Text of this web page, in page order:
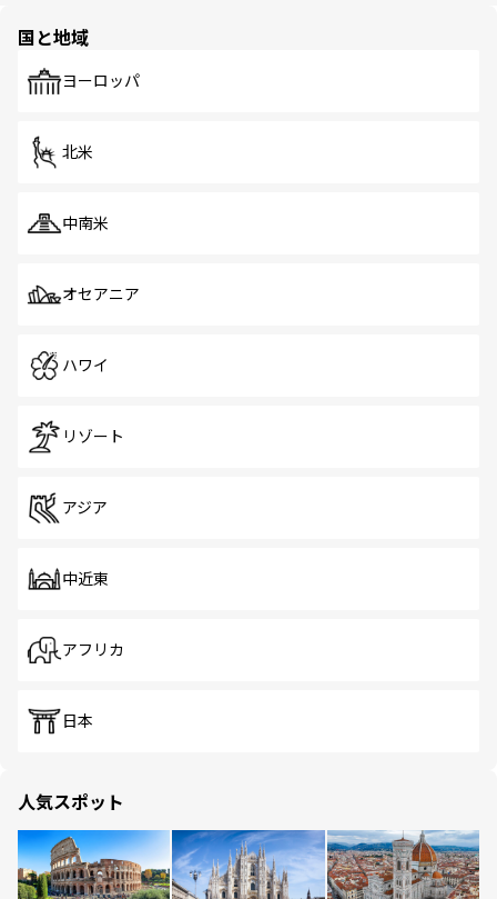
で、ホーカーズは地元の風情を楽しめる外せないスポット
国と地域
ヨーロッパ
北米
中南米
オセアニア
ハワイ
リゾート
アジア
中近東
アフリカ
日本
人気スポット